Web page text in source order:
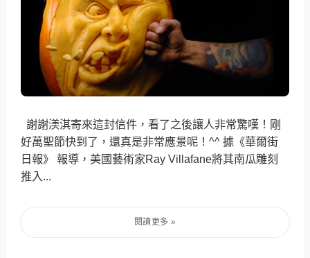
謝謝渼淇寄來這封信件，看了之後讓人非常驚嘆！剛
好萬聖節快到了，還真是非常應景呢！^^ 據《華爾街
日報》 報導，美國藝術家Ray Villafane將其南瓜雕刻
推入...